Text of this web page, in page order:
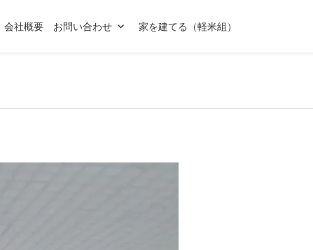
会社概要 お問い合わせ 家を建てる（軽米組）